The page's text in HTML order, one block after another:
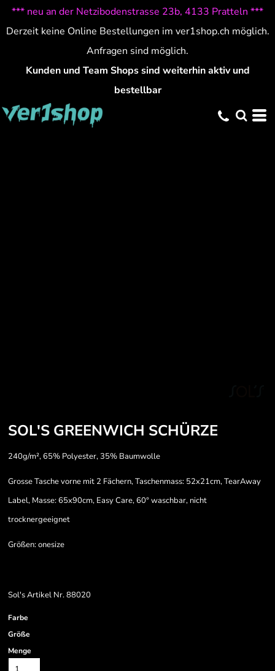
*** neu an der Netzibodenstrasse 23b, 4133 Pratteln ***
Derzeit keine Online Bestellungen im ver1shop.ch möglich.
Anfragen sind möglich.
Kunden und Team Shops sind weiterhin aktiv und
bestellbar
SOL'S GREENWICH SCHÜRZE
240g/m², 65% Polyester, 35% Baumwolle
Grosse Tasche vorne mit 2 Fächern, Taschenmass: 52x21cm, TearAway
Label, Masse: 65x90cm, Easy Care, 60° waschbar, nicht
trocknergeeignet
Größen: onesize
Sol's Artikel Nr. 88020
Farbe
Größe
Menge